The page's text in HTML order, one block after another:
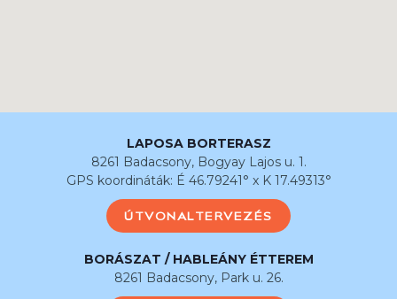
LAPOSA BORTERASZ
8261 Badacsony, Bogyay Lajos u. 1.
GPS koordináták: É 46.79241° x K 17.49313°
ÚTVONALTERVEZÉS
BORÁSZAT / HABLEÁNY ÉTTEREM
8261 Badacsony, Park u. 26.